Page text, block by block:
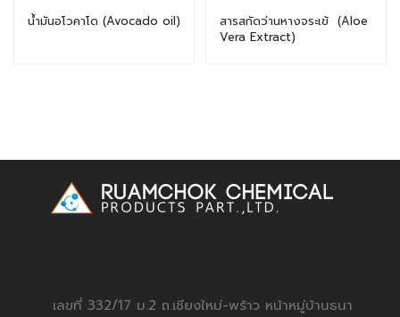
น้ำมันอโวคาโด (Avocado oil)
สารสกัดว่านหางจระเข้ (Aloe
Vera Extract)
เลขที่ 332/17 ม.2 ถ.เชียงใหม่-พร้าว หน้าหมู่บ้านธนา